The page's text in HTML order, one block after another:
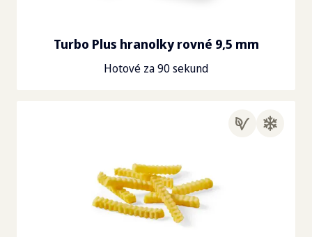
Turbo Plus hranolky rovné 9,5 mm
Hotové za 90 sekund